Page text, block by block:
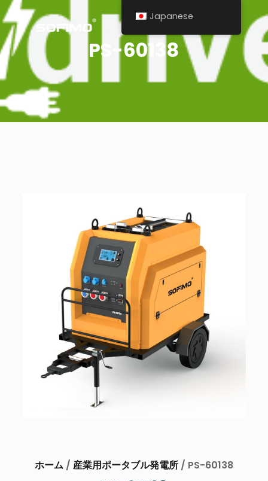
PS-60138
ホーム/ 産業用ポータブル発電所/ PS-60138
Japanese